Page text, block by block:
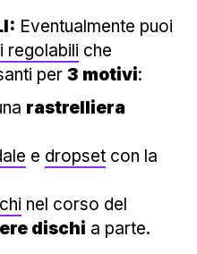
Eventualmente puoi
regolabili che
per 3 motivi:
rastrelliera
e dropset con la
nel corso del
dischi a parte.